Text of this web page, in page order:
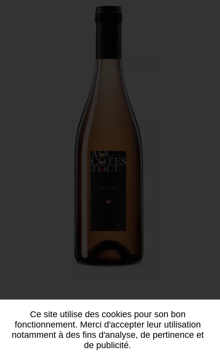
AOC Côtes de Toul
TERROIRS GRAND EST
Chambre d'Agriculture Départementale -
Ce site utilise des cookies pour son bon
fonctionnement. Merci d'accepter leur utilisation
notamment à des fins d'analyse, de pertinence et
de publicité.